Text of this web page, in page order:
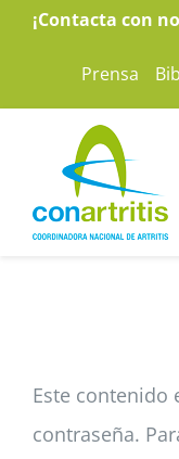
Saltar¡Contacta con
Prensa
Este contenido
contraseña.